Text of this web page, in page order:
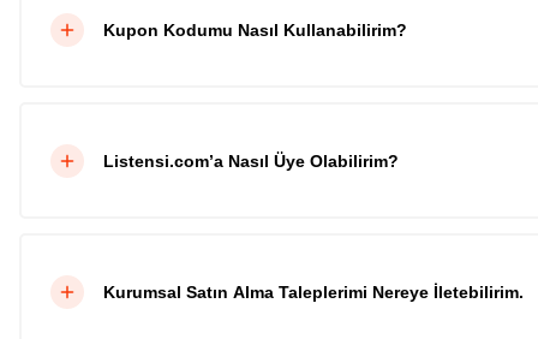
Kupon Kodumu Nasıl Kullanabilirim?
Listensi.com’a Nasıl Üye Olabilirim?
Kurumsal Satın Alma Taleplerimi Nereye İletebilirim.